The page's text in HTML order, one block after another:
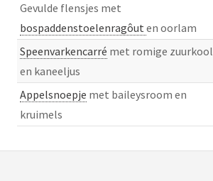
Gevulde flensjes met
bospaddenstoelenragôut en oorlam
Speenvarkencarré met romige zuurkool
en kaneeljus
Appelsnoepje met baileysroom en
kruimels